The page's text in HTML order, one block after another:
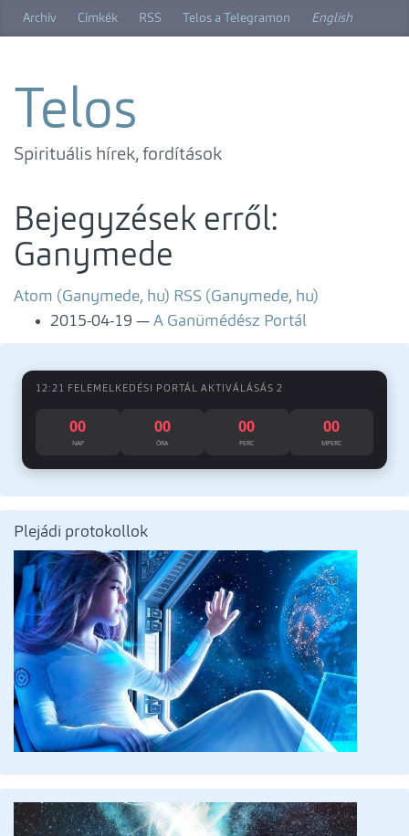
Archív Címkék RSS Telos a Telegramon English
Telos
Spirituális hírek, fordítások
Bejegyzések erről:
Ganymede
Atom (Ganymede, hu) RSS (Ganymede, hu)
2015-04-19
A Ganümédész Portál
12:21 FELEMELKEDÉSI PORTÁL AKTIVÁLÁSÁS 2
00
NAP
00
ÓRA
00
PERC
00
MPERC
Plejádi protokollok